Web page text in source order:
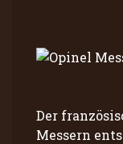
Der
Messern